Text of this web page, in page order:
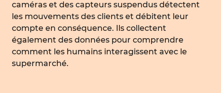
caméras et des capteurs suspendus détectent
les mouvements des clients et débitent leur
compte en conséquence. Ils collectent
également des données pour comprendre
comment les humains interagissent avec le
supermarché.